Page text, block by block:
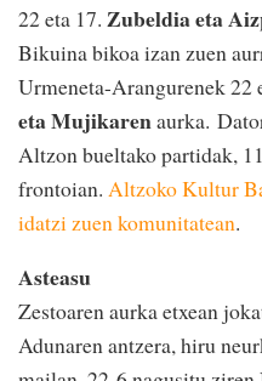
22 eta 17. Zubeldia eta
Bikuina bikoa izan zuen
Urmeneta-Arangurenek 22
eta Mujikarenaurka.
Altzon bueltako partidak,
frontoian. Altzoko Kultur
idatzi zuen komunitatean.
Asteasu
Zestoaren aurka etxean
Adunaren antzera, hiru